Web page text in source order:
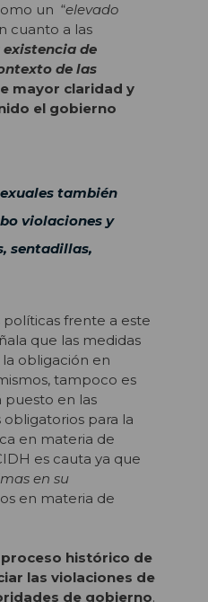
un “elevado
cuanto a las
de
de las
mayor claridad y
el gobierno
también
violaciones y
sentadillas,
frente a este
que las medidas
obligación en
tampoco es
puesto en las
para la
en materia de
es cauta ya que
en su
en materia de
histórico de
las violaciones de
de gobierno.